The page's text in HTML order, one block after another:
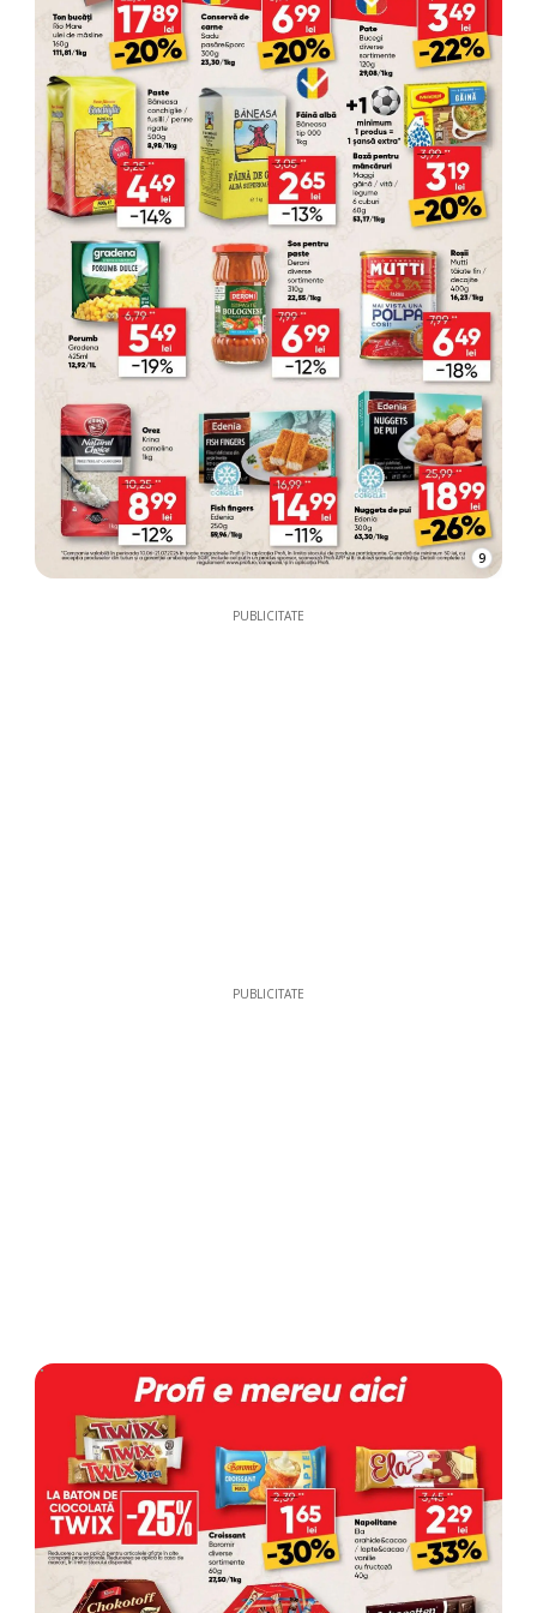
9
PUBLICITATE
PUBLICITATE